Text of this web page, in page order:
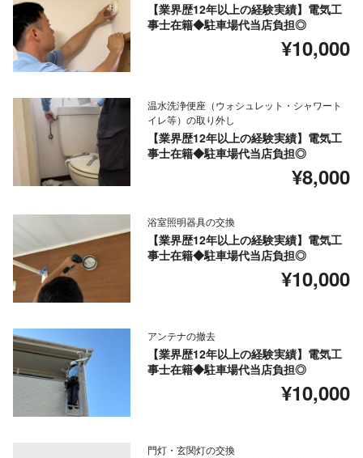
【業界歴12年以上の経験実績】電気工
事士在籍◆駐車場代当店負担◎
¥10,000
温水洗浄便座（ウォシュレット・シャワート
イレ等）の取り外し
【業界歴12年以上の経験実績】電気工
事士在籍◆駐車場代当店負担◎
¥8,000
浴室照明器具の交換
【業界歴12年以上の経験実績】電気工
事士在籍◆駐車場代当店負担◎
¥10,000
アンテナの撤去
【業界歴12年以上の経験実績】電気工
事士在籍◆駐車場代当店負担◎
¥10,000
門灯・玄関灯の交換